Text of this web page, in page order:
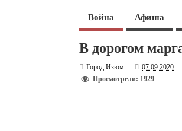
Война Афиша
В дорогом
Город Изюм 07.09.2020
Просмотрели: 1929